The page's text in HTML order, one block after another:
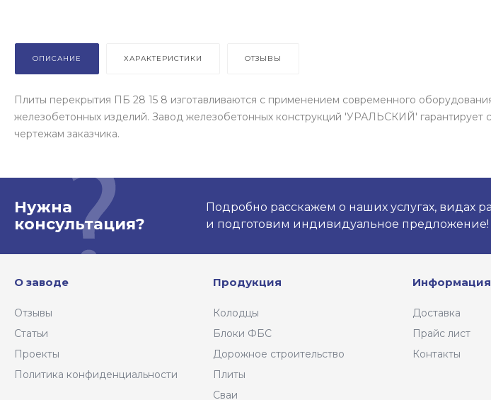
ОПИСАНИЕ ХАРАКТЕРИСТИКИ ОТЗЫВЫ
Плиты перекрытия ПБ 28 15 8 изготавливаются с применением современного
железобетонных изделий. Завод железобетонных конструкций 'УРАЛЬСКИЙ'
чертежам заказчика.
Нужна
консультация?
Подробно расскажем о наших услугах, видах
и подготовим индивидуальное предложение!
О заводе
Отзывы
Статьи
Проекты
Политика конфиденциальности
Продукция
Колодцы
Блоки ФБС
Дорожное строительство
Плиты
Сваи
Информация
Доставка
Прайс лист
Контакты